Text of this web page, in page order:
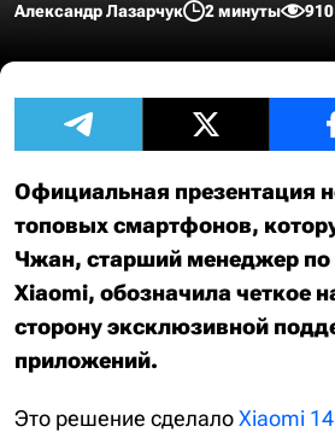
Александр Лазарчук 2 минуты 910
Официальная презентация
топовых смартфонов,
Чжан, старший менеджер
Xiaomi, обозначила четкое
сторону эксклюзивной
приложений.
Это решение сделалоXiaomi